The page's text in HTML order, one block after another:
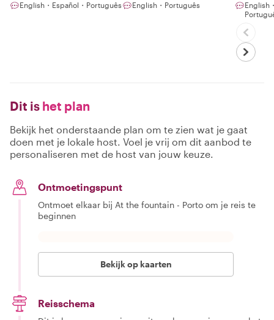
English・Español・Português English・Português
English
Dit is het plan
Bekijk het onderstaande plan om te zien wat je gaat
doen met je lokale host. Voel je vrij om dit aanbod te
personaliseren met de host van jouw keuze.
Ontmoetingspunt
Ontmoet elkaar bij At the fountain - Porto om je reis te
beginnen
Bekijk op kaarten
Reisschema